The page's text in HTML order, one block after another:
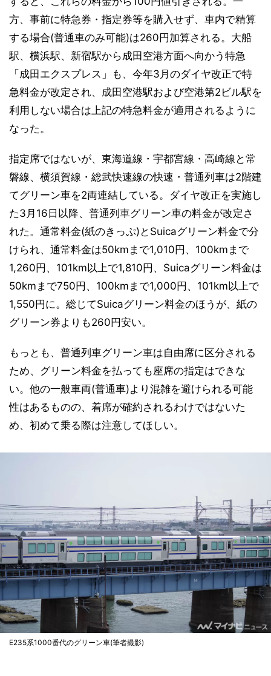
方、事前に特急券・指定券等を購入せず、車内で精算
する場合(普通車のみ可能)は260円加算される。大船
駅、横浜駅、新宿駅から成田空港方面へ向かう特急
「成田エクスプレス」も、今年3月のダイヤ改正で特
急料金が改定され、成田空港駅および空港第2ビル駅を
利用しない場合は上記の特急料金が適用されるように
なった。
指定席ではないが、東海道線・宇都宮線・高崎線と常
磐線、横須賀線・総武快速線の快速・普通列車は2階建
てグリーン車を2両連結している。ダイヤ改正を実施し
た3月16日以降、普通列車グリーン車の料金が改定さ
れた。通常料金(紙のきっぷ)とSuicaグリーン料金で分
けられ、通常料金は50kmまで1,010円、100kmまで
1,260円、101km以上で1,810円、Suicaグリーン料金は
50kmまで750円、100kmまで1,000円、101km以上で
1,550円に。総じてSuicaグリーン料金のほうが、紙の
グリーン券よりも260円安い。
もっとも、普通列車グリーン車は自由席に区分される
ため、グリーン料金を払っても座席の指定はできな
い。他の一般車両(普通車)より混雑を避けられる可能
性はあるものの、着席が確約されるわけではないた
め、初めて乗る際は注意してほしい。
E235系1000番代のグリーン車(筆者撮影)